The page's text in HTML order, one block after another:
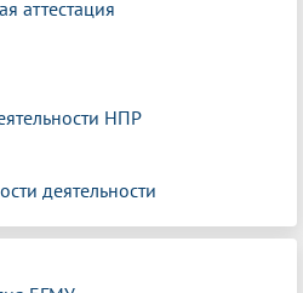
аттестация
НПР
деятельности